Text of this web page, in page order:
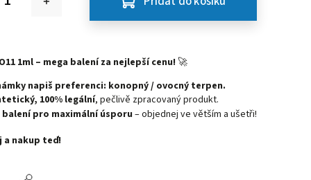
1ml – mega balení za nejlepší cenu! 🚀
napiš preferenci: konopný / ovocný terpen.
100% legální, pečlivě zpracovaný produkt.
balení pro maximální úsporu – objednej ve větším a ušetři!
a nakup teď!